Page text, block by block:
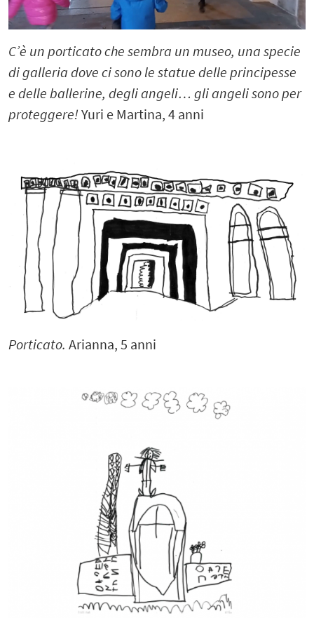
C’è un porticato che sembra un museo, una specie
di galleria dove ci sono le statue delle principesse
e delle ballerine, degli angeli… gli angeli sono per
proteggere! Yuri e Martina, 4 anni
Porticato. Arianna, 5 anni